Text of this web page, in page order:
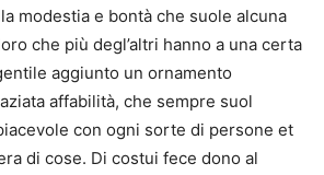
modestia e bontà che suole alcuna
che più degl’altri hanno a una certa
aggiunto un ornamento
affabilità, che sempre suol
con ogni sorte di persone et
di cose. Di costui fece dono al